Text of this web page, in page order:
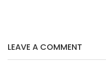
LEAVE A COMMENT